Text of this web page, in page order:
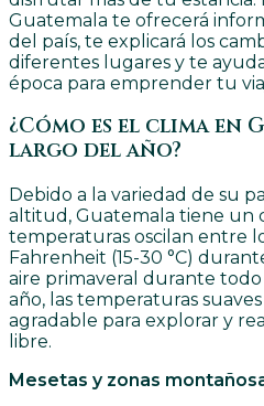
Guatemala te ofrecerá
del país, te explicará los
diferentes lugares y te
época para emprender tu
¿Cómo es el clima en
largo del año?
Debido a la variedad de su
altitud, Guatemala tiene un
temperaturas oscilan entre
Fahrenheit (15-30 °C)
aire primaveral durante todo
año, las temperaturas
agradable para explorar y
libre.
Mesetas y zonas